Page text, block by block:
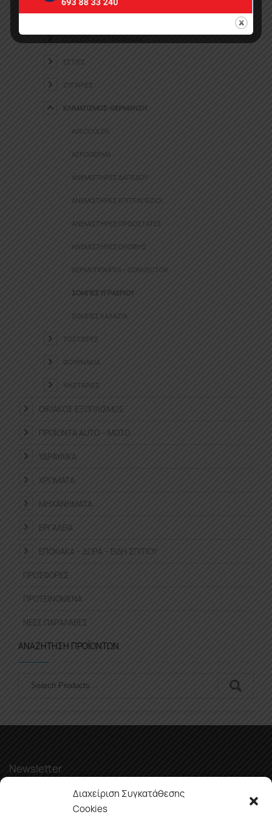
Διαχείριση Συγκατάθεσης
Cookies
ΕΠΑΓΓΕΛΜΑΤΙΚΈΣ ΣΥΣΚΕΥΈΣ
ΕΣΤΊΕΣ
ΖΥΓΑΡΙΈΣ
ΚΛΙΜΑΤΙΣΜΌΣ-ΘΈΡΜΑΝΣΗ
AIR COOLER
ΑΕΡΌΘΕΡΜΑ
ΑΝΕΜΙΣΤΉΡΕΣ ΔΑΠΈΔΟΥ
ΑΝΕΜΙΣΤΉΡΕΣ ΕΠΙΤΡΑΠΈΖΙΟΙ
ΑΝΕΜΙΣΤΉΡΕΣ ΟΡΘΟΣΤΆΤΕΣ
ΑΝΕΜΙΣΤΉΡΕΣ ΟΡΟΦΉΣ
ΘΕΡΜΟΠΟΜΠΟΊ – CONVECTOR
ΣΌΜΠΕΣ ΥΓΡΑΕΡΊΟΥ
ΣΌΜΠΕΣ ΧΑΛΑΖΊΑ
ΤΟΣΤΙΈΡΕΣ
ΦΟΥΡΝΆΚΙΑ
ΨΗΣΤΑΡΙΈΣ
ΟΙΚΙΑΚΌΣ ΕΞΟΠΛΙΣΜΌΣ
ΠΡΟΪΌΝΤΑ ΑUTO – MOTO
ΥΔΡΑΥΛΙΚΆ
ΧΡΏΜΑΤΑ
ΜΗΧΑΝΉΜΑΤΑ
ΕΡΓΑΛΕΊΑ
ΕΠΟΧΙΑΚΆ – ΔΏΡΑ – ΕΊΔΗ ΣΠΙΤΙΟΎ
ΠΡΟΣΦΟΡΈΣ
ΠΡΟΤΕΙΝΌΜΕΝΑ
ΝΈΕΣ ΠΑΡΑΛΑΒΈΣ
ΑΝΑΖΉΤΗΣΗ ΠΡΟΪΌΝΤΩΝ
Newsletter